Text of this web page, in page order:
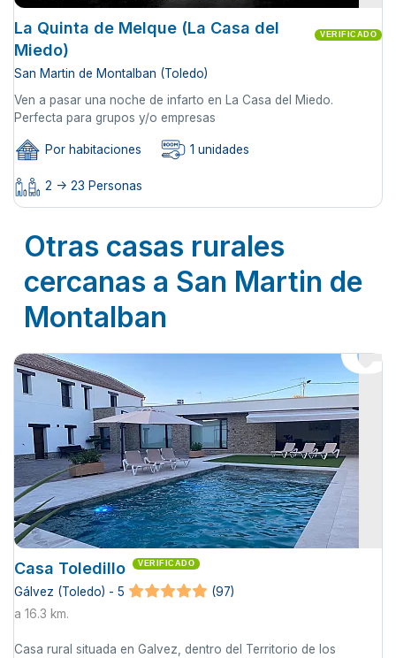
La Quinta de Melque (La Casa del
Miedo)
VERIFICADO
San Martin de Montalban (Toledo)
Ven a pasar una noche de infarto en La Casa del Miedo.
Perfecta para grupos y/o empresas
Por habitaciones 1 unidades
2 -> 23 Personas
Otras casas rurales
cercanas a San Martin de
Montalban
Casa Toledillo VERIFICADO
Gálvez (Toledo) - 5
(97)
a 16.3 km.
Casa rural situada en Galvez, dentro del Territorio de los